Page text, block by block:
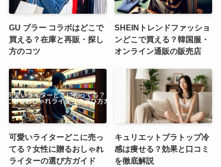
GU ブラー コラボはどこで
買える？在庫と再販・探し
方のコツ
SHEINトレンドファッショ
ンどこで買える？韓国服・
オンライン通販の販売店
可愛いライターどこに売っ
てる？女性に贈るおしゃれ
ライターの選び方ガイド
キュリエットブラトップ冷
感は痩せる？効果と口コミ
を徹底解説